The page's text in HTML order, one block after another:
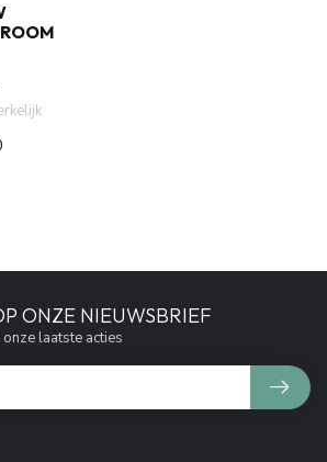
ONZE NIEUWSBRIEF
laatste acties